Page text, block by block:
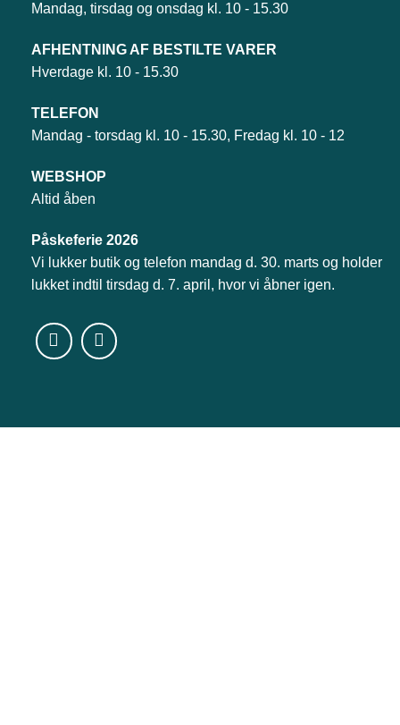
Mandag, tirsdag og onsdag kl. 10 - 15.30
AFHENTNING AF BESTILTE VARER
Hverdage kl. 10 - 15.30
TELEFON
Mandag - torsdag kl. 10 - 15.30, Fredag kl. 10 - 12
WEBSHOP
Altid åben
Påskeferie 2026
Vi lukker butik og telefon mandag d. 30. marts og holder
lukket indtil tirsdag d. 7. april, hvor vi åbner igen.